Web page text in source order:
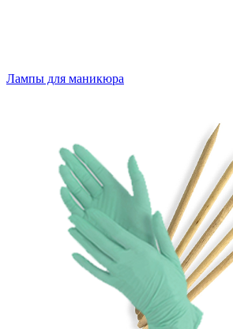
Лампы для маникюра